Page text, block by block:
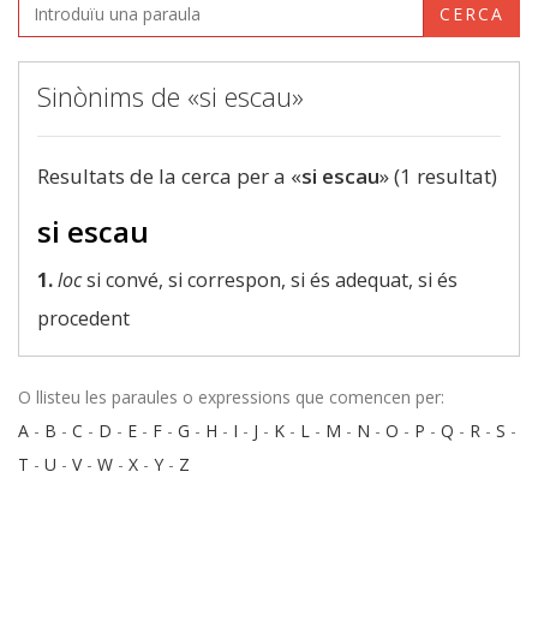
CERCA
Sinònims de «si escau»
Resultats de la cerca per a «si escau» (1 resultat)
si escau
1.locsi convé, si correspon, si és adequat, si és
procedent
O llisteu les paraules o expressions que comencen per:
A - B - C - D - E - F - G - H - I - J - K - L - M - N - O - P - Q - R - S -
T - U - V- W - X - Y - Z